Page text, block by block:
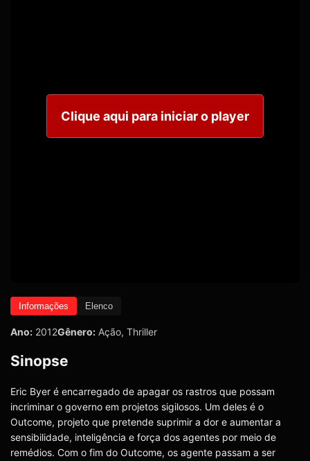
Clique aqui para iniciar o player
Informações Elenco
Ano: 2012Gênero: Ação, Thriller
Sinopse
Eric Byer é encarregado de apagar os rastros que possam
incriminar o governo em projetos sigilosos. Um deles é o
Outcome, projeto que pretende suprimir a dor e aumentar a
sensibilidade, inteligência e força dos agentes por meio de
remédios. Com o fim do Outcome, os agente passam a ser